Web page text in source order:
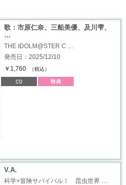
歌：市原仁奈、三船美優、及川雫、
…
THE IDOLM@STER C …
発売日：2025/12/10
￥1,760
（税込）
V.A.
科学×冒険サバイバル！ 昆虫世界 …